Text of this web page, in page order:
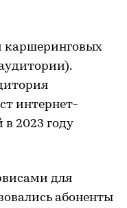
каршеринговых
интернет-
2023 году
для
абоненты